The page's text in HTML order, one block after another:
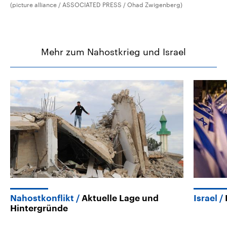
(picture alliance / ASSOCIATED PRESS / Ohad Zwigenberg)
Mehr zum Nahostkrieg und Israel
Nahostkonflikt
Aktuelle Lage und
Hintergründe
Israel